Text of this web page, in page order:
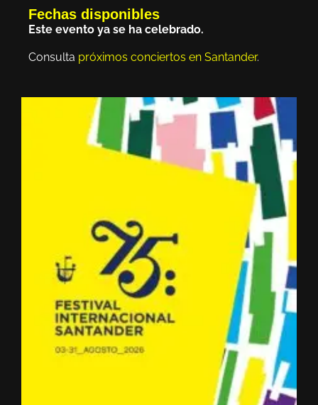
Fechas disponibles
Este evento ya se ha celebrado.
Consulta próximos conciertos en Santander.